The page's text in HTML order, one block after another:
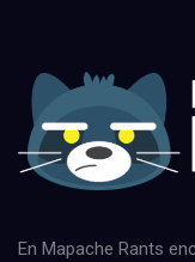
En Mapache Rants